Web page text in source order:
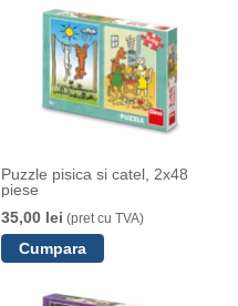
Puzzle pisica si catel, 2x48
piese
35,00 lei (pret cu TVA)